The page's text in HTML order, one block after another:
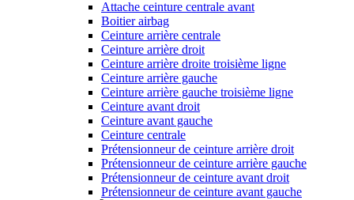
Attache ceinture centrale avant
Boitier airbag
Ceinture arrière centrale
Ceinture arrière droit
Ceinture arrière droite troisième ligne
Ceinture arrière gauche
Ceinture arrière gauche troisième ligne
Ceinture avant droit
Ceinture avant gauche
Ceinture centrale
Prétensionneur de ceinture arrière droit
Prétensionneur de ceinture arrière gauche
Prétensionneur de ceinture avant droit
Prétensionneur de ceinture avant gauche